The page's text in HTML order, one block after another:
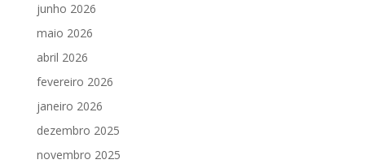
junho 2026
maio 2026
abril 2026
fevereiro 2026
janeiro 2026
dezembro 2025
novembro 2025